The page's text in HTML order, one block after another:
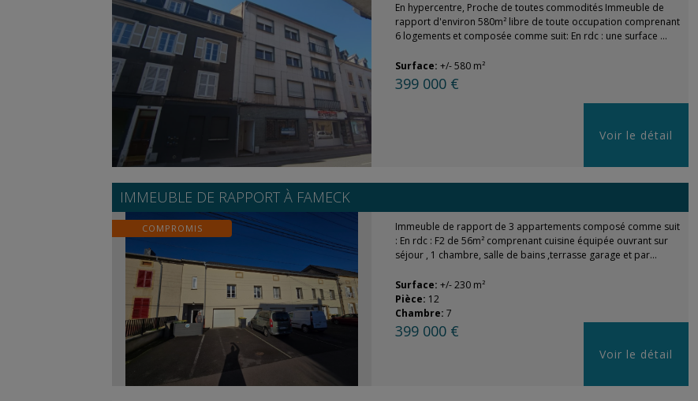
En hypercentre, Proche de toutes commodités Immeuble de
rapport d'environ 580m² libre de toute occupation comprenant
6 logements et composée comme suit: En rdc : une surface ...
Surface: +/- 580 m²
399 000 €
Voir le détail
IMMEUBLE DE RAPPORT À FAMECK
COMPROMIS
Immeuble de rapport de 3 appartements composé comme suit
: En rdc : F2 de 56m² comprenant cuisine équipée ouvrant sur
séjour , 1 chambre, salle de bains ,terrasse garage et par...
Surface: +/- 230 m²
Pièce: 12
Chambre: 7
399 000 €
Voir le détail